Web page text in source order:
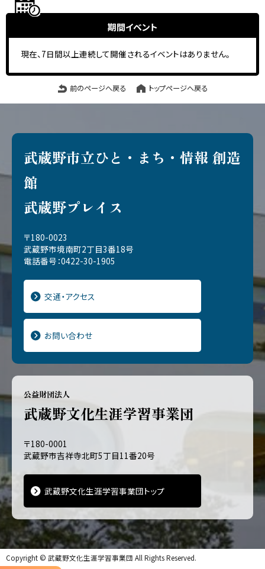
期間イベント
現在、7日間以上連続して開催されるイベントはありません。
前のページへ戻る トップページへ戻る
武蔵野市立ひと・まち・情報 創造
館
武蔵野プレイス
〒180-0023
武蔵野市境南町2丁目3番18号
電話番号：0422-30-1905
交通・アクセス
お問い合わせ
公益財団法人
武蔵野文化生涯学習事業団
〒180-0001
武蔵野市吉祥寺北町5丁目11番20号
武蔵野文化生涯学習事業団トップ
Copyright © 武蔵野文化生涯学習事業団 All Rights Reserved.